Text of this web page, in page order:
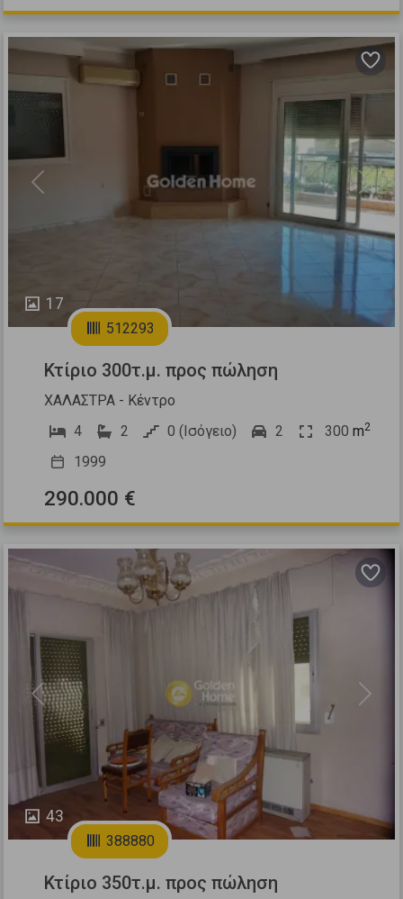
17
Previous Next
512293
Κτίριο 300τ.μ. προς πώληση
ΧΑΛΑΣΤΡΑ - Κέντρο
4
2 0 (Ισόγειο) 2 300 m2
1999
290.000 €
43
Previous Next
388880
Κτίριο 350τ.μ. προς πώληση